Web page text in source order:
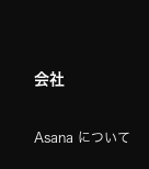
会社
Asana について